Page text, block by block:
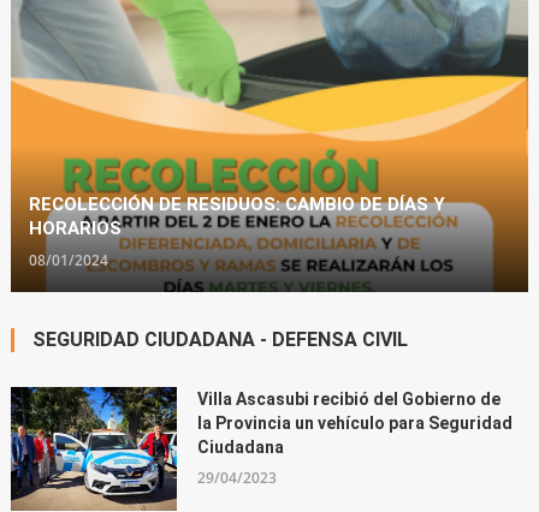
RECOLECCIÓN DE RESIDUOS: CAMBIO DE DÍAS Y
HORARIOS
08/01/2024
SEGURIDAD CIUDADANA - DEFENSA CIVIL
Villa Ascasubi recibió del Gobierno de
la Provincia un vehículo para Seguridad
Ciudadana
29/04/2023